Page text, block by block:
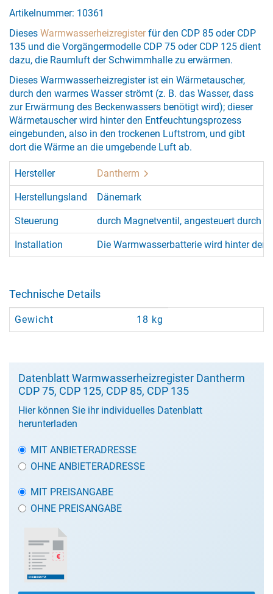
Artikelnummer: 10361
Dieses Warmwasserheizregisterfür den CDP 85 oder CDP
135 und die Vorgängermodelle CDP 75 oder CDP 125 dient
dazu, die Raumluft der Schwimmhalle zu erwärmen.
Dieses Warmwasserheizregister ist ein Wärmetauscher,
durch den warmes Wasser strömt (z. B. das Wasser, dass
zur Erwärmung des Beckenwassers benötigt wird); dieser
Wärmetauscher wird hinter den Entfeuchtungsprozess
eingebunden, also in den trockenen Luftstrom, und gibt
dort die Wärme an die umgebende Luft ab.
Hersteller Dantherm
Herstellungsland Dänemark
Steuerung durch Magnetventil, angesteuert durch
Installation Die Warmwasserbatterie wird hinter
Technische Details
Gewicht 18 kg
Datenblatt Warmwasserheizregister Dantherm
CDP 75, CDP 125, CDP 85, CDP 135
Hier können Sie ihr individuelles Datenblatt
herunterladen
MIT ANBIETERADRESSE
OHNE ANBIETERADRESSE
MIT PREISANGABE
OHNE PREISANGABE